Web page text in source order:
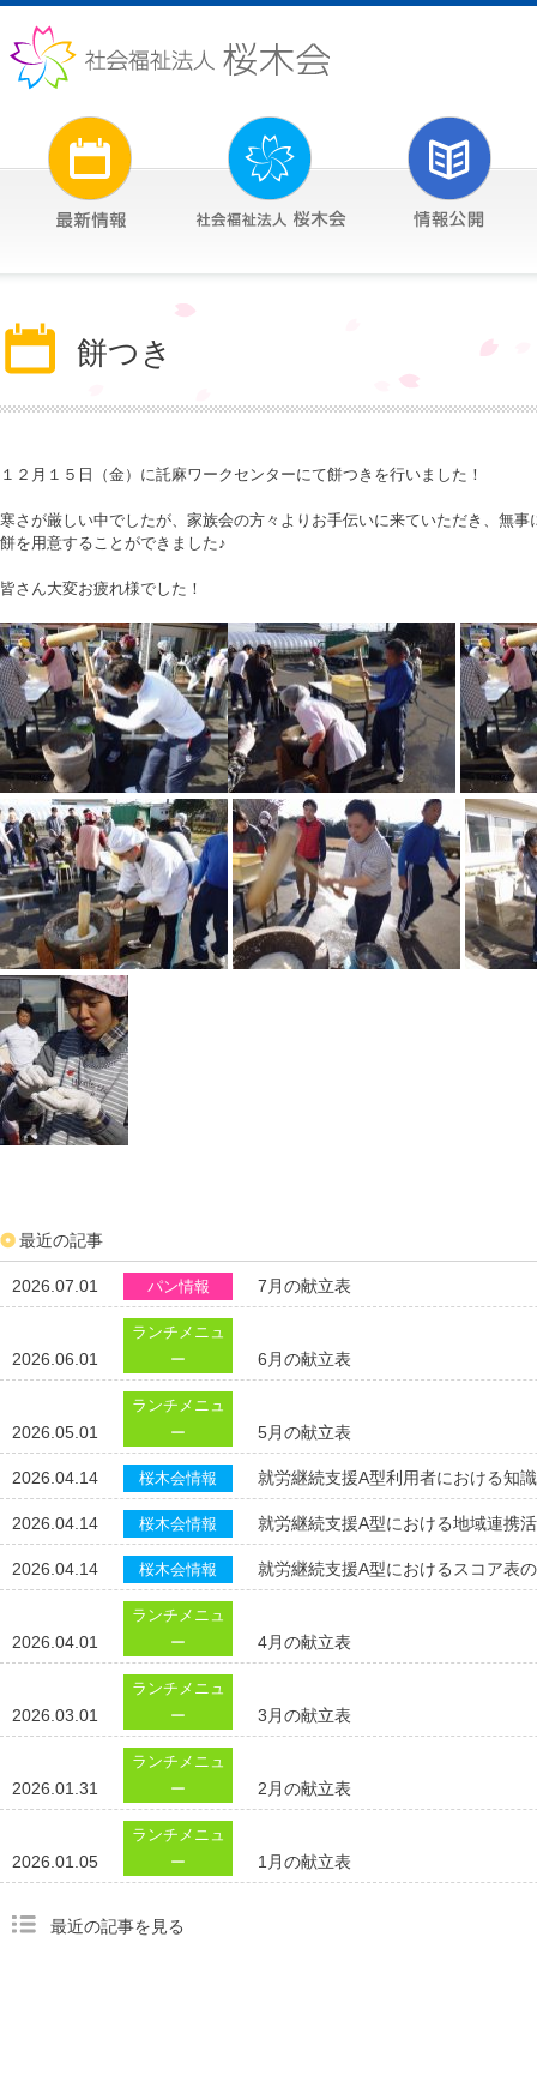
餅つき
１２月１５日（金）に託麻ワークセンターにて餅つきを行いました！
寒さが厳しい中でしたが、家族会の方々よりお手伝いに来ていただき、無
餅を用意することができました♪
皆さん大変お疲れ様でした！
最近の記事
2026.07.01 パン情報 7月の献立表
2026.06.01
ランチメニュ
ー
6月の献立表
2026.05.01
ランチメニュ
ー
5月の献立表
2026.04.14 桜木会情報 就労継続支援A型利用者における知
2026.04.14 桜木会情報 就労継続支援A型における地域連携
2026.04.14 桜木会情報 就労継続支援A型におけるスコア表
2026.04.01
ランチメニュ
ー
4月の献立表
2026.03.01
ランチメニュ
ー
3月の献立表
2026.01.31
ランチメニュ
ー
2月の献立表
2026.01.05
ランチメニュ
ー
1月の献立表
最近の記事を見る